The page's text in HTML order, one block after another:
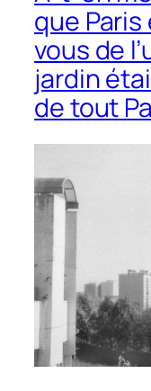
que
vous de
jardin
de tout